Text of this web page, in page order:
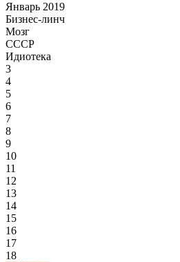
Январь 2019
Бизнес-линч
Мозг
СССР
Идиотека
3
4
5
6
7
8
9
10
11
12
13
14
15
16
17
18